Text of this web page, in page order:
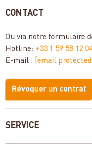
SERVICE
CONTACT
Ou via notreformulaire
Hotline: +33 1 59 58 12
E-mail : [email
Révoquer un contrat